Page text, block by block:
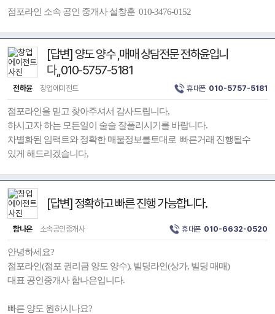
점포라인 소속 공인 중개사 설창훈 010-3476-0152
[답변] 양도 양수 ,매매 상담전문 전하윤입니
다,,010-5757-5181
전하윤 창업에이전트 휴대폰 010-5757-5181
점포라인을 믿고 찾아주셔서 감사드립니다,
하시고자 하는 모든일이 술술 잘풀리시기를 바랍니다.
차별화된 임팩트와 정확한 매물정보를토대로 빠른거래 진행될수
있게 해드리겠습니다,
[답변] 정확하고 빠른 진행 가능합니다.
함나은 소속공인중개사 휴대폰 010-6632-0520
안녕하세요?
점포라인(점포 권리금 양도 양수), 빌딩라인(상가, 빌딩 매매)
대표 공인중개사 함나은입니다.
빠른 양도 원하시나요?